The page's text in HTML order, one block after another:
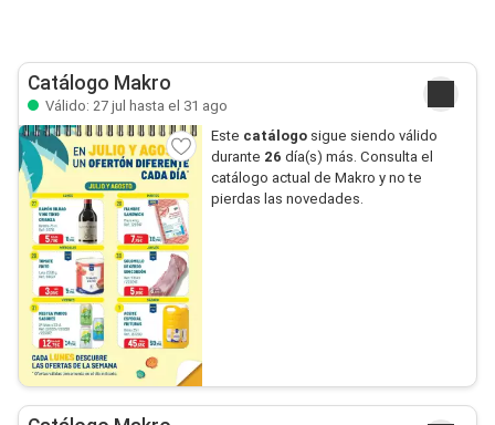
Catálogo Makro
Válido: 27 jul hasta el 31 ago
Este catálogosigue siendo válido
durante 26 día(s) más. Consulta el
catálogo actual de Makro y no te
pierdas las novedades.